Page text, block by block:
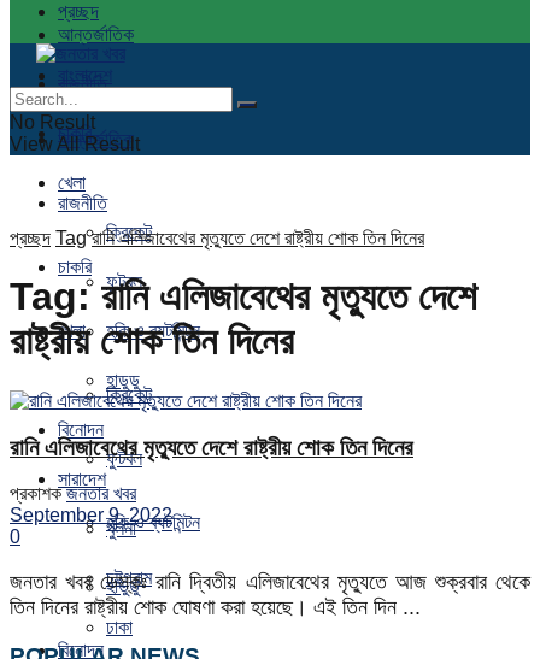
আন্তর্জাতিক
রাজনীতি
চাকরি
খেলা
ক্রিকেট
ফুটবল
হকি ও ব্যটমিন্টন
হাডুডু
বিনোদন
সারাদেশ
খুলনা
চট্টগ্রাম
ঢাকা
প্রচ্ছদ
বাংলাদেশ
আন্তর্জাতিক
রাজনীতি
চাকরি
খেলা
ক্রিকেট
ফুটবল
হকি ও ব্যটমিন্টন
হাডুডু
বিনোদন
No Result
View All Result
প্রচ্ছদ Tag রানি এলিজাবেথের মৃত্যুতে দেশে রাষ্ট্রীয় শোক তিন দিনের
Tag:রানি এলিজাবেথের মৃত্যুতে দেশে
রাষ্ট্রীয় শোক তিন দিনের
রানি এলিজাবেথের মৃত্যুতে দেশে রাষ্ট্রীয় শোক তিন দিনের
প্রকাশক জনতার খবর
September 9, 2022
0
জনতার খবর ডেস্কঃ রানি দ্বিতীয় এলিজাবেথের মৃত্যুতে আজ শুক্রবার থেকে
তিন দিনের রাষ্ট্রীয় শোক ঘোষণা করা হয়েছে। এই তিন দিন ...